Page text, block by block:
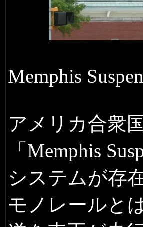
Memphis
アメリカ合衆
「Memphis
システムが存
モノレールと